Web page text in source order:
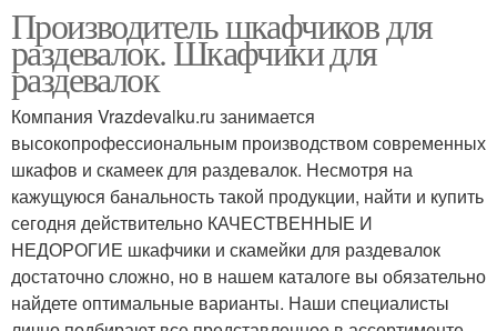
Производитель шкафчиков для
раздевалок. Шкафчики для
раздевалок
Компания Vrazdevalku.ru занимается
высокопрофессиональным производством современных
шкафов и скамеек для раздевалок. Несмотря на
кажущуюся банальность такой продукции, найти и купить
сегодня действительно КАЧЕСТВЕННЫЕ И
НЕДОРОГИЕ шкафчики и скамейки для раздевалок
достаточно сложно, но в нашем каталоге вы обязательно
найдете оптимальные варианты. Наши специалисты